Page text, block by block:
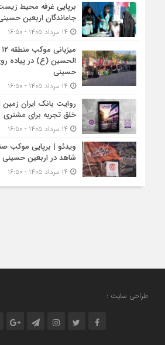
برپایی غرفه محیط
جاماندگان اربعین
الحسین (ع) در پیاده
حسینی
روایت بانک ایران زمین
خلق تجربه برای مشتری
ویدئو | برپایی موکب
شاهد در اربعین
طراحی سایت :